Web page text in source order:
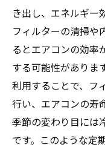
き出し、エネルギー
フィルターの清掃や
るとエアコンの効率
する可能性がありま
利用することで、フ
行い、エアコンの寿
季節の変わり目には
です。このような定